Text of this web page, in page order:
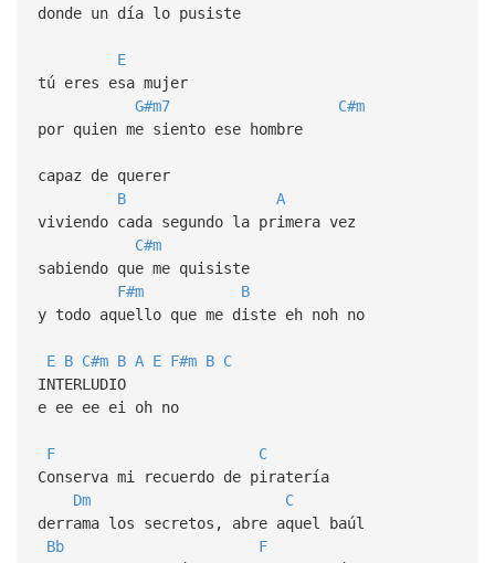
donde un día lo pusiste
E
tú eres esa mujer
G#m7
C#m
por quien me siento ese hombre
capaz de querer
B
A
viviendo cada segundo la primera vez
C#m
sabiendo que me quisiste
F#m
B
y todo aquello que me diste eh noh no
E B C#m B A E F#m B C
INTERLUDIO
e ee ee ei oh no
F
C
Conserva mi recuerdo de piratería
Dm
C
derrama los secretos, abre aquel baúl
Bb
F